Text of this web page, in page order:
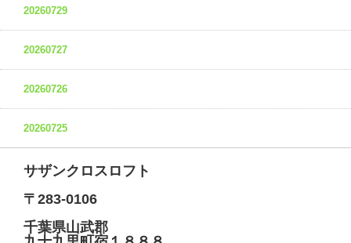
20260729
20260727
20260726
20260725
サザンクロスロフト
〒283-0106
千葉県山武郡